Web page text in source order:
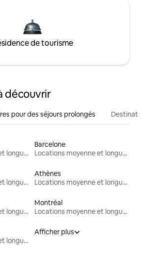
de tourisme
découvrir
pour des séjours prolongés
Locations moyenne et longue durée
Barcelone
Locations moyenne et longue durée
Locations moyenne et longue durée
Athènes
Locations moyenne et longue durée
Locations moyenne et longue durée
Montréal
Locations moyenne et longue durée
Locations moyenne et longue durée
Afficher plus